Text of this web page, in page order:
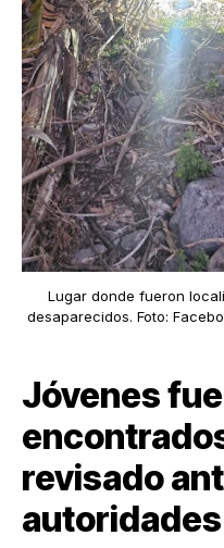
Lugar donde fueron
desaparecidos. Foto:
Jóvenes
revisado
autoridades